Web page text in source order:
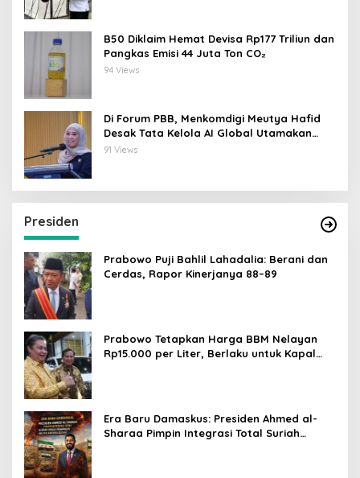
B50 Diklaim Hemat Devisa Rp177 Triliun dan
Pangkas Emisi 44 Juta Ton CO₂
94 Views
Di Forum PBB, Menkomdigi Meutya Hafid
Desak Tata Kelola AI Global Utamakan
Perlindungan Anak
91 Views
Presiden
Prabowo Puji Bahlil Lahadalia: Berani dan
Cerdas, Rapor Kinerjanya 88–89
Prabowo Tetapkan Harga BBM Nelayan
Rp15.000 per Liter, Berlaku untuk Kapal
Era Baru Damaskus: Presiden Ahmed al-
Sharaa Pimpin Integrasi Total Suriah